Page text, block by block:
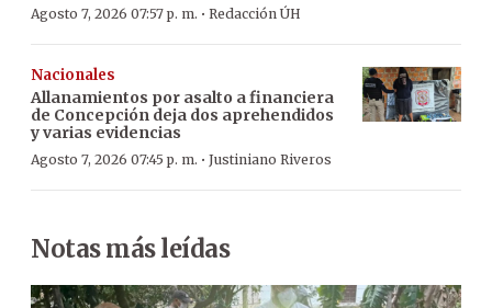
Agosto 7, 2026 07:57 p. m. · Redacción ÚH
Nacionales
Allanamientos por asalto a financiera
de Concepción deja dos aprehendidos
y varias evidencias
Agosto 7, 2026 07:45 p. m. · Justiniano Riveros
Notas más leídas